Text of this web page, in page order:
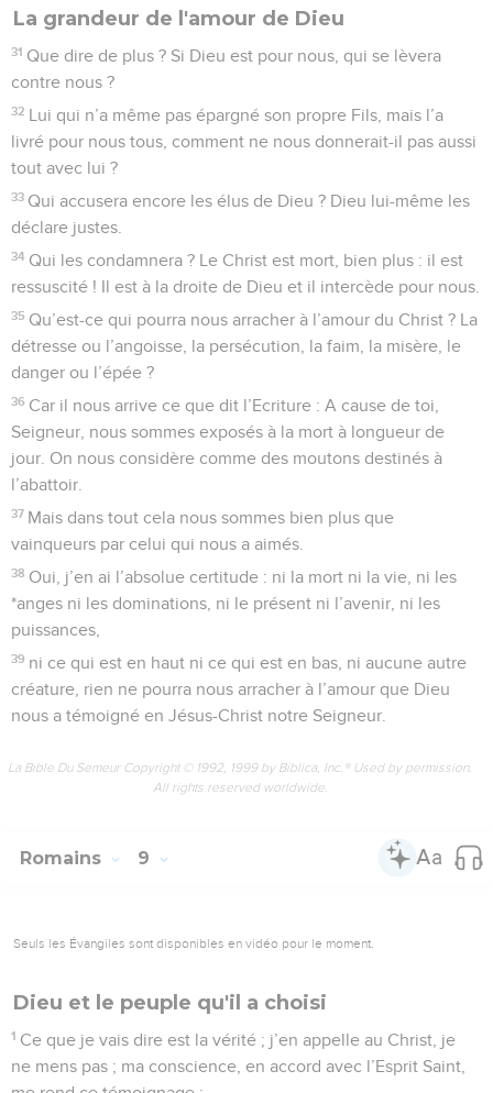
La grandeur de l'amour de Dieu
31 Que dire de plus ? Si Dieu est pour nous, qui se lèvera
contre nous ?
32 Lui qui n’a même pas épargné son propre Fils, mais l’a
livré pour nous tous, comment ne nous donnerait-il pas aussi
tout avec lui ?
33 Qui accusera encore les élus de Dieu ? Dieu lui-même les
déclare justes.
34 Qui les condamnera ? Le Christ est mort, bien plus : il est
ressuscité ! Il est à la droite de Dieu et il intercède pour nous.
35 Qu’est-ce qui pourra nous arracher à l’amour du Christ ? La
détresse ou l’angoisse, la persécution, la faim, la misère, le
danger ou l’épée ?
36 Car il nous arrive ce que dit l’Ecriture : A cause de toi,
Seigneur, nous sommes exposés à la mort à longueur de
jour. On nous considère comme des moutons destinés à
l’abattoir.
37 Mais dans tout cela nous sommes bien plus que
vainqueurs par celui qui nous a aimés.
38 Oui, j’en ai l’absolue certitude : ni la mort ni la vie, ni les
*anges ni les dominations, ni le présent ni l’avenir, ni les
puissances,
39 ni ce qui est en haut ni ce qui est en bas, ni aucune autre
créature, rien ne pourra nous arracher à l’amour que Dieu
nous a témoigné en Jésus-Christ notre Seigneur.
La Bible Du Semeur Copyright © 1992, 1999 by Biblica, Inc.® Used by permission.
All rights reserved worldwide.
Romains 9
Seuls les Évangiles sont disponibles en vidéo pour le moment.
Dieu et le peuple qu'il a choisi
1 Ce que je vais dire est la vérité ; j’en appelle au Christ, je
ne mens pas ; ma conscience, en accord avec l’Esprit Saint,